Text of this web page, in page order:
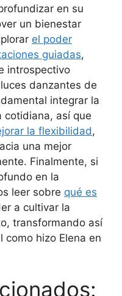
en su
un bienestar
el poder
guiadas,
introspectivo
danzantes de
integrar la
cotidiana, así que
la flexibilidad,
una mejor
Finalmente, si
en la
leer sobre qué es
a cultivar la
transformando así
hizo Elena en